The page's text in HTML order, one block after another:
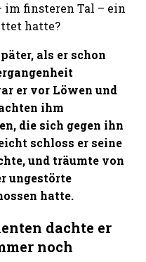
im finsteren Tal – ein
hatte?
als er schon
er vor Löwen und
ihm
die sich gegen ihn
schloss er seine
und träumte von
ungestörte
hatte.
dachte er
noch